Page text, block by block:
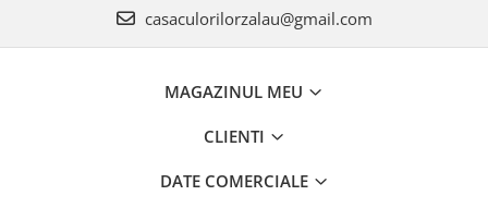
casaculorilorzalau@gmail.com
MAGAZINUL MEU
CLIENTI
DATE COMERCIALE